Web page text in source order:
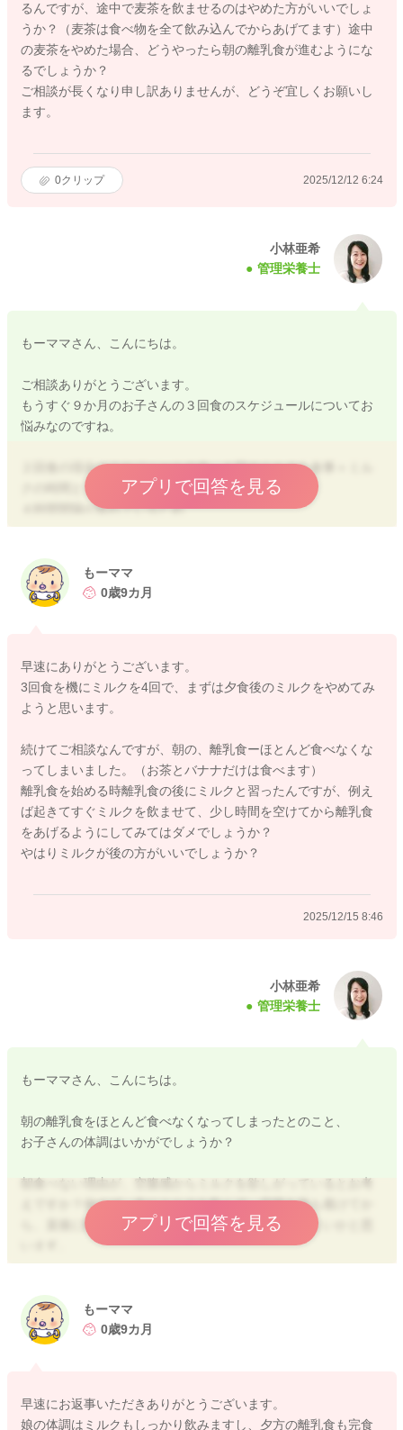
るんですが、途中で麦茶を飲ませるのはやめた方がいいでしょ
うか？（麦茶は食べ物を全て飲み込んでからあげてます）途中
の麦茶をやめた場合、どうやったら朝の離乳食が進むようにな
るでしょうか？
ご相談が長くなり申し訳ありませんが、どうぞ宜しくお願いし
ます。
0クリップ 2025/12/12 6:24
小林亜希
管理栄養士
もーママさん、こんにちは。
ご相談ありがとうございます。
もうすぐ９か月のお子さんの３回食のスケジュールについてお
悩みなのですね。
２回食の現在のスケジュールの内、１回のミルクを食事＋ミル
クの時間として進めていくのがおススメですよ。
４時間間隔が取れているため
１１：３０のミルクを離乳食＋ミルクの時間として進めていた
食後のミルクは減っても大丈夫です。
食事の途中での水分ですが、食事を流し込むように摂取するの
現在のように、口の中がなくなってから、飲む形であれば、量
に気を付けて満腹感が出ないようにできれば〇です。
大人でも朝ごはんはなかなか進まない方もいらっしゃいます
し、食べる習慣をつけてあげることができれば、離乳食＋ミル
クで栄養が確保できていれば〇と考えていきますよ。ミルクは
しっかり飲めている様子ですし、心配いらないかと思います
アプリで回答を見る
2025/12/12 11:18
もーママ
0歳9カ月
早速にありがとうございます。
3回食を機にミルクを4回で、まずは夕食後のミルクをやめてみ
ようと思います。
続けてご相談なんですが、朝の、離乳食ーほとんど食べなくな
ってしまいました。（お茶とバナナだけは食べます）
離乳食を始める時離乳食の後にミルクと習ったんですが、例え
ば起きてすぐミルクを飲ませて、少し時間を空けてから離乳食
をあげるようにしてみてはダメでしょうか？
やはりミルクが後の方がいいでしょうか？
2025/12/15 8:46
小林亜希
管理栄養士
もーママさん、こんにちは。
朝の離乳食をほとんど食べなくなってしまったとのこと、
お子さんの体調はいかがでしょうか？
朝食べない理由が、空腹感からミルクを欲しがっているとお考
えですか？例えば、先にミルクを飲んで、空腹を落ち着けてか
ら、直後に離乳食を食べるなどは試していただいてよいかと思
てくることが多いです。
ミルクを飲んで間に離乳食を挟む形になると、朝ごはんの量を
確保
離乳食量を増やしていき、食事からの摂取量を増やしていきた
アプリで回答を見る
もーママ
0歳9カ月
早速にお返事いただきありがとうございます。
娘の体調はミルクもしっかり飲みますし、夕方の離乳食も完食